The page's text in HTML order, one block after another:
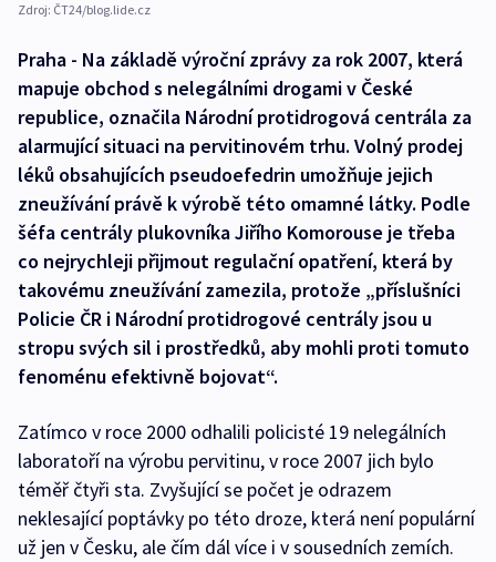
Zdroj: ČT24/blog.lide.cz
Praha - Na základě výroční zprávy za rok 2007, která
mapuje obchod s nelegálními drogami v České
republice, označila Národní protidrogová centrála za
alarmující situaci na pervitinovém trhu. Volný prodej
léků obsahujících pseudoefedrin umožňuje jejich
zneužívání právě k výrobě této omamné látky. Podle
šéfa centrály plukovníka Jiřího Komorouse je třeba
co nejrychleji přijmout regulační opatření, která by
takovému zneužívání zamezila, protože „příslušníci
Policie ČR i Národní protidrogové centrály jsou u
stropu svých sil i prostředků, aby mohli proti tomuto
fenoménu efektivně bojovat“.
Zatímco v roce 2000 odhalili policisté 19 nelegálních
laboratoří na výrobu pervitinu, v roce 2007 jich bylo
téměř čtyři sta. Zvyšující se počet je odrazem
neklesající poptávky po této droze, která není populární
už jen v Česku, ale čím dál více i v sousedních zemích.